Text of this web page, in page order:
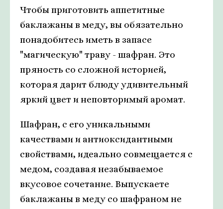
Чтобы приготовить аппетитные
баклажаны в меду, вы обязательно
понадобитесь иметь в запасе
"магическую" траву - шафран. Это
пряность со сложной историей,
которая дарит блюду удивительный
яркий цвет и неповторимый аромат.
Шафран, с его уникальными
качествами и антиоксидантными
свойствами, идеально совмещается с
медом, создавая незабываемое
вкусовое сочетание. Выпускаете
баклажаны в меду со шафраном не